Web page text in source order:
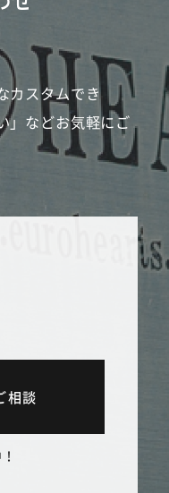
カスタムでき
」などお気軽にご
相談